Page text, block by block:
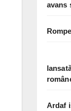
avans
Ardaf